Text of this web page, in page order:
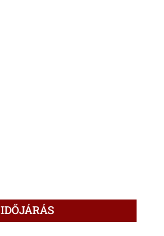
IDŐJÁRÁS